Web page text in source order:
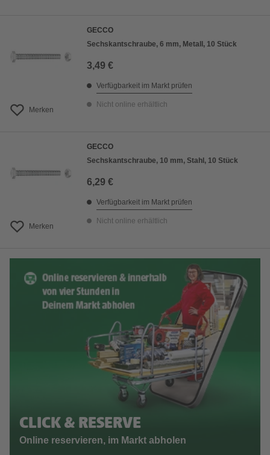
Merken
GECCO
Sechskantschraube, 6 mm, Metall, 10 Stück
3,49 €
Verfügbarkeit im Markt prüfen
Nicht online erhältlich
Merken
GECCO
Sechskantschraube, 10 mm, Stahl, 10 Stück
6,29 €
Verfügbarkeit im Markt prüfen
Nicht online erhältlich
CLICK & RESERVE
Online reservieren, im Markt abholen